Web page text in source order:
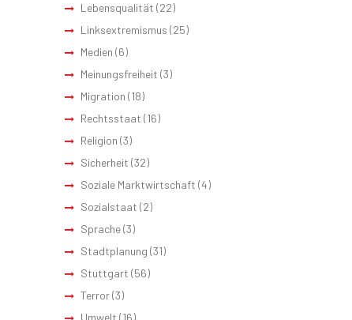
Lebensqualität (22)
Linksextremismus (25)
Medien (6)
Meinungsfreiheit (3)
Migration (18)
Rechtsstaat (16)
Religion (3)
Sicherheit (32)
Soziale Marktwirtschaft (4)
Sozialstaat (2)
Sprache(3)
Stadtplanung (31)
Stuttgart (56)
Terror(3)
Umwelt (16)